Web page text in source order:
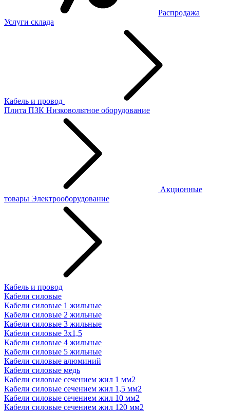
Распродажа
Услуги склада
Кабель и провод
Плита ПЗК Низковольтное оборудование
Акционные
товары Электрооборудование
Кабель и провод
Кабели силовые
Кабели силовые 1 жильные
Кабели силовые 2 жильные
Кабели силовые 3 жильные
Кабели силовые 3х1,5
Кабели силовые 4 жильные
Кабели силовые 5 жильные
Кабели силовые алюминий
Кабели силовые медь
Кабели силовые сечением жил 1 мм2
Кабели силовые сечением жил 1,5 мм2
Кабели силовые сечением жил 10 мм2
Кабели силовые сечением жил 120 мм2